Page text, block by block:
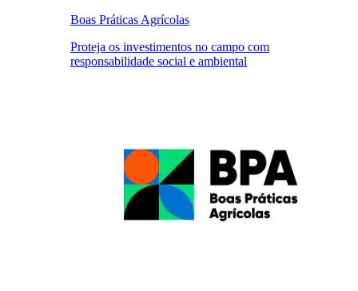
Boas Práticas Agrícolas
Proteja os investimentos no campo com
responsabilidade social e ambiental